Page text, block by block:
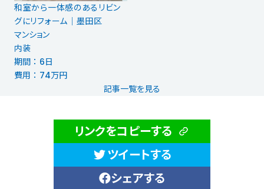
和室から一体感のあるリビン
グにリフォーム｜墨田区
マンション
内装
期間 ： 6日
費用 ： 74万円
記事一覧を見る
リンクをコピーする
ツイートする
シェアする